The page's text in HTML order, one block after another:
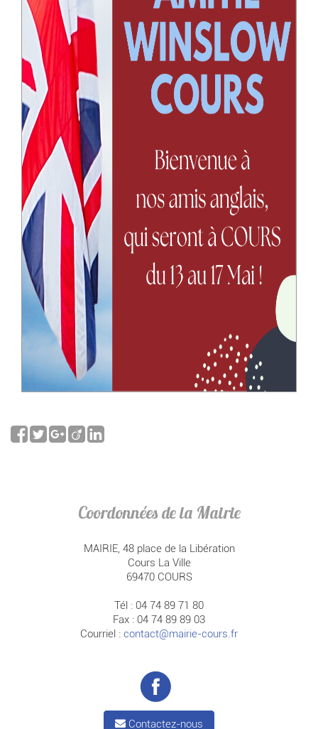
Coordonnées de la Mairie
MAIRIE, 48 place de la Libération
Cours La Ville
69470 COURS
Tél : 04 74 89 71 80
Fax : 04 74 89 89 03
Courriel : contact@mairie-cours.fr
Contactez-nous